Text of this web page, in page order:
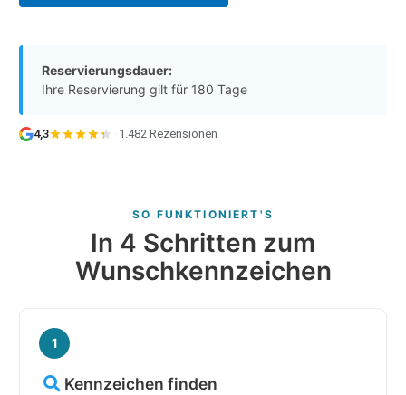
Reservierungsdauer:
Ihre Reservierung gilt für 180 Tage
4,3 · 1.482 Rezensionen
SO FUNKTIONIERT'S
In 4 Schritten zum
Wunschkennzeichen
1
Kennzeichen finden